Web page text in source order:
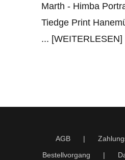
Marth - Himba
Tiedge Print
... [WEITERLESEN]
AGB
Bestellvorgang